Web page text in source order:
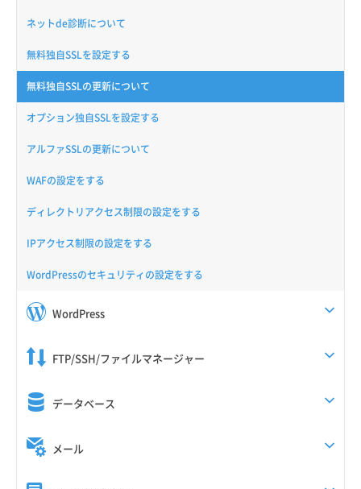
ネットde診断について
無料独自SSLを設定する
無料独自SSLの更新について
オプション独自SSLを設定する
アルファSSLの更新について
WAFの設定をする
ディレクトリアクセス制限の設定をする
IPアクセス制限の設定をする
WordPressのセキュリティの設定をする
WordPress
FTP/SSH/ファイルマネージャー
データベース
メール